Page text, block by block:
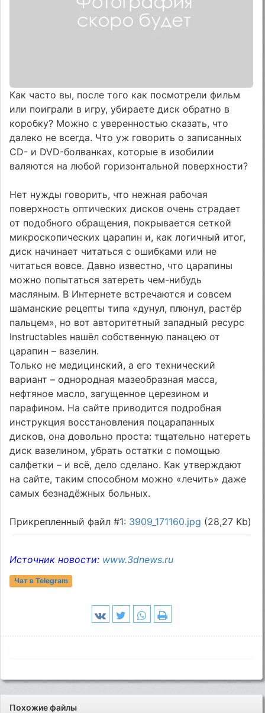
Как часто вы, после того как посмотрели фильм
или поиграли в игру, убираете диск обратно в
коробку? Можно с уверенностью сказать, что
далеко не всегда. Что уж говорить о записанных
CD- и DVD-болванках, которые в изобилии
валяются на любой горизонтальной поверхности?
Нет нужды говорить, что нежная рабочая
поверхность оптических дисков очень страдает
от подобного обращения, покрывается сеткой
микроскопических царапин и, как логичный итог,
диск начинает читаться с ошибками или не
читаться вовсе. Давно известно, что царапины
можно попытаться затереть чем-нибудь
масляным. В Интернете встречаются и совсем
шаманские рецепты типа «дунул, плюнул, растёр
пальцем», но вот авторитетный западный ресурс
Instructables нашёл собственную панацею от
царапин – вазелин.
Только не медицинский, а его технический
вариант – однородная мазеобразная масса,
нефтяное масло, загущенное церезином и
парафином. На сайте приводится подробная
инструкция восстановления поцарапанных
дисков, она довольно проста: тщательно натереть
диск вазелином, убрать остатки с помощью
салфетки – и всё, дело сделано. Как утверждают
на сайте, таким способном можно «лечить» даже
самых безнадёжных больных.
Прикрепленный файл #1: 3909_171160.jpg (28,27 Kb)
Источник новости: www.3dnews.ru
Чат в Telegram
Похожие файлы